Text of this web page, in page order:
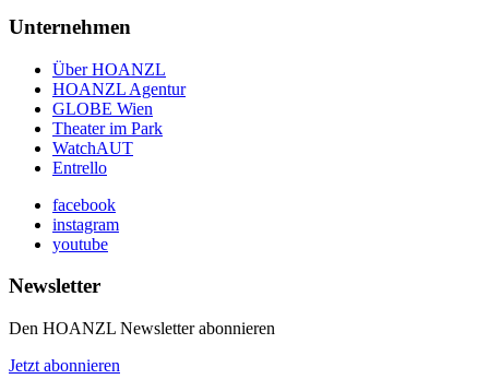
Unternehmen
Über HOANZL
HOANZL Agentur
GLOBE Wien
Theater im Park
WatchAUT
Entrello
facebook
instagram
youtube
Newsletter
Den HOANZL Newsletter abonnieren
Jetzt abonnieren